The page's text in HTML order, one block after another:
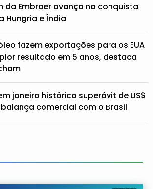
da Embraer avança na conquista
Hungria e Índia
fazem exportações para os EUA
resultado em 5 anos, destaca
janeiro histórico superávit de US$
comercial com o Brasil